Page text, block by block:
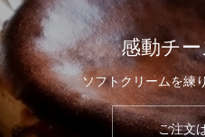
感動チ
ソフトクリームを練
ご注文